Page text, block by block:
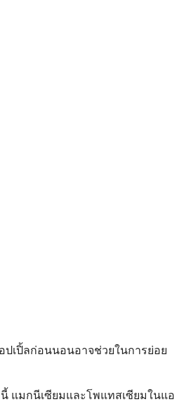
ปเปิ้ลก่อนนอนอาจช่วยในการย่อย
แมกนีเซียมและโพแทสเซียมในแอ